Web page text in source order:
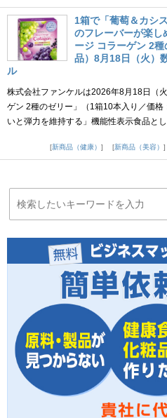
1箱で「葡萄＆カシ
のフレーバーが楽し
ージ コラーゲン 2
品）8月18日（火）
ル
株式会社ファンケルは2026年8月18日（
ゲン 2種のゼリー」（1箱10本入り／価
いと弾力を維持する」機能性表示食品と
新商品（健康）
新商品（美容）